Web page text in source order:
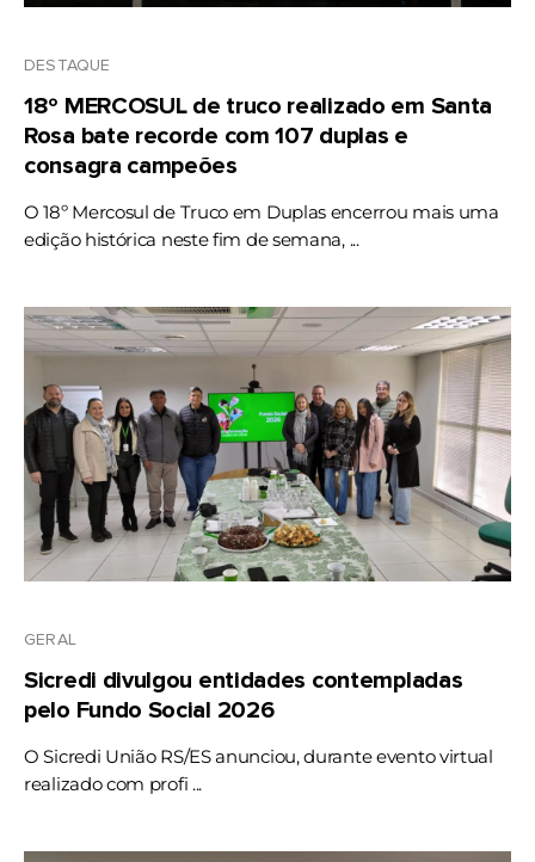
DESTAQUE
18º MERCOSUL de truco realizado em Santa
Rosa bate recorde com 107 duplas e
consagra campeões
O 18º Mercosul de Truco em Duplas encerrou mais uma
edição histórica neste fim de semana, ...
GERAL
Sicredi divulgou entidades contempladas
pelo Fundo Social 2026
O Sicredi União RS/ES anunciou, durante evento virtual
realizado com profi ...